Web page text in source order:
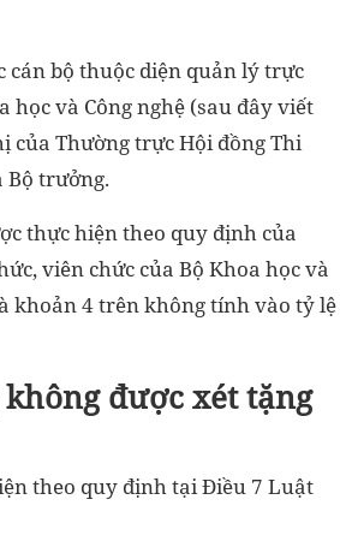
cán bộ thuộc diện quản lý trực
học và Công nghệ (sau đây viết
của Thường trực Hội đồng Thi
Bộ trưởng.
thực hiện theo quy định của
viên chức của Bộ Khoa học và
khoản 4 trên không tính vào tỷ lệ
được xét tặng
theo quy định tại Điều 7 Luật